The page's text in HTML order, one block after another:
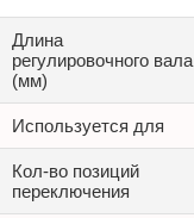
Длина
регулировочного вала
(мм)
Используется для
Кол-во позиций
переключения